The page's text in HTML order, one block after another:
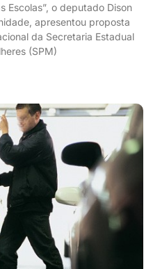
Escolas”, o deputado Dison
apresentou proposta
da Secretaria Estadual
(SPM)